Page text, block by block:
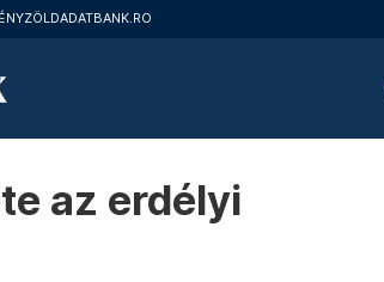
ZÖLDADATBANK.RO
az erdélyi